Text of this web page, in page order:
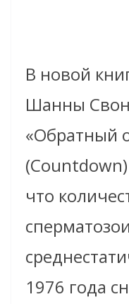
В новой
Шанны Свон
«Обратный
что
1976 года